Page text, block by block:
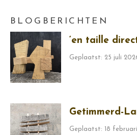
BLOGBERICHTEN
‘en taille
Geplaatst: 25 juli
Getimmerd-
Geplaatst: 18